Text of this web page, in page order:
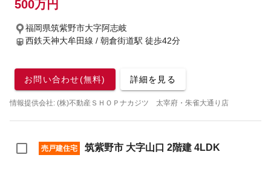
500万円
福岡県筑紫野市大字阿志岐
西鉄天神大牟田線 / 朝倉街道駅 徒歩42分
お問い合わせ(無料) 詳細を見る
情報提供会社: (株)不動産ＳＨＯＰナカジツ 太宰府・朱雀大通り店
売戸建住宅 筑紫野市 大字山口 2階建 4LDK